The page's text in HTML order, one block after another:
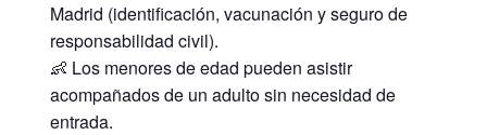
Madrid (identificación, vacunación y seguro de
responsabilidad civil).
👶 Los menores de edad pueden asistir
acompañados de un adulto sin necesidad de
entrada.